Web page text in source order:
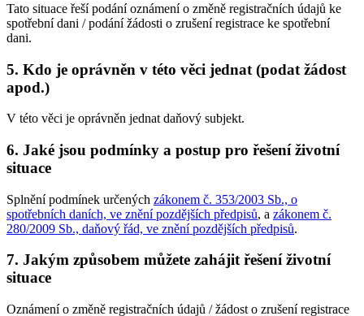
Tato situace řeší podání oznámení o změně registračních údajů ke
spotřební dani / podání žádosti o zrušení registrace ke spotřební
dani.
5. Kdo je oprávněn v této věci jednat (podat žádost
apod.)
V této věci je oprávněn jednat daňový subjekt.
6. Jaké jsou podmínky a postup pro řešení životní
situace
Splnění podmínek určených zákonem č. 353/2003 Sb., o
spotřebních daních, ve znění pozdějších předpisů, a zákonem č.
280/2009 Sb., daňový řád, ve znění pozdějších předpisů.
7. Jakým způsobem můžete zahájit řešení životní
situace
Oznámení o změně registračních údajů / žádost o zrušení registrace